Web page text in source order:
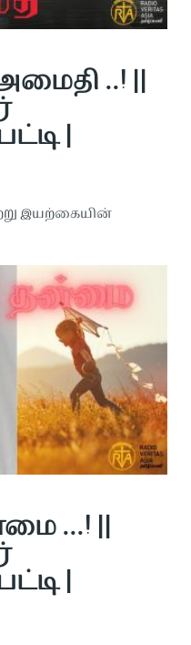
..! ||
|
இயற்கையின்
...! ||
|